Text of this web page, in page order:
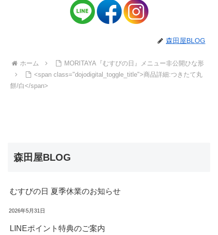
森田屋BLOG
ホーム
MORITAYA『むすびの日』メニュー非公開ひな形
<span class="dojodigital_toggle_title">商品詳細:つきたて丸
餅/白</span>
森田屋BLOG
むすびの日 夏季休業のお知らせ
2026年5月31日
LINEポイント特典のご案内